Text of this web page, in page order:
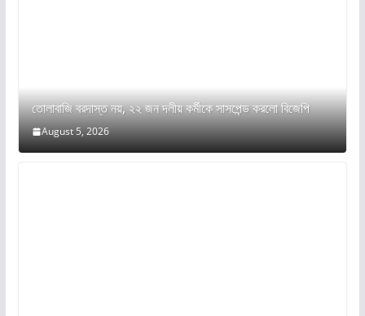
তোলাবাজি বরদাস্ত নয়, ২২ জন দলীয় কর্মীকে সাসপেন্ড করলো বিজেপি
August 5, 2026